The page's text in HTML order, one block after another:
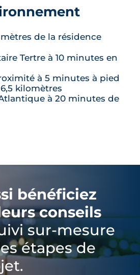
de la résidence
Tertre à 10 minutes en
à 5 minutes à pied
kilomètres
à 20 minutes de
bénéficiez
conseils
sur-mesure
étapes de